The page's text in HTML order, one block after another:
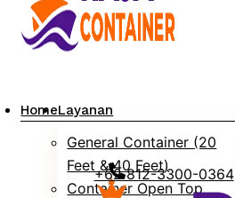
HomeLayanan
General Container (20
Feet & 40 Feet)
Container Open Top
+62 812-3300-0364